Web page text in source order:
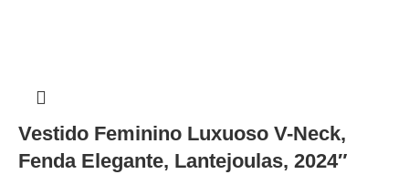
Vestido Feminino Luxuoso V-Neck,
Fenda Elegante, Lantejoulas, 2024″